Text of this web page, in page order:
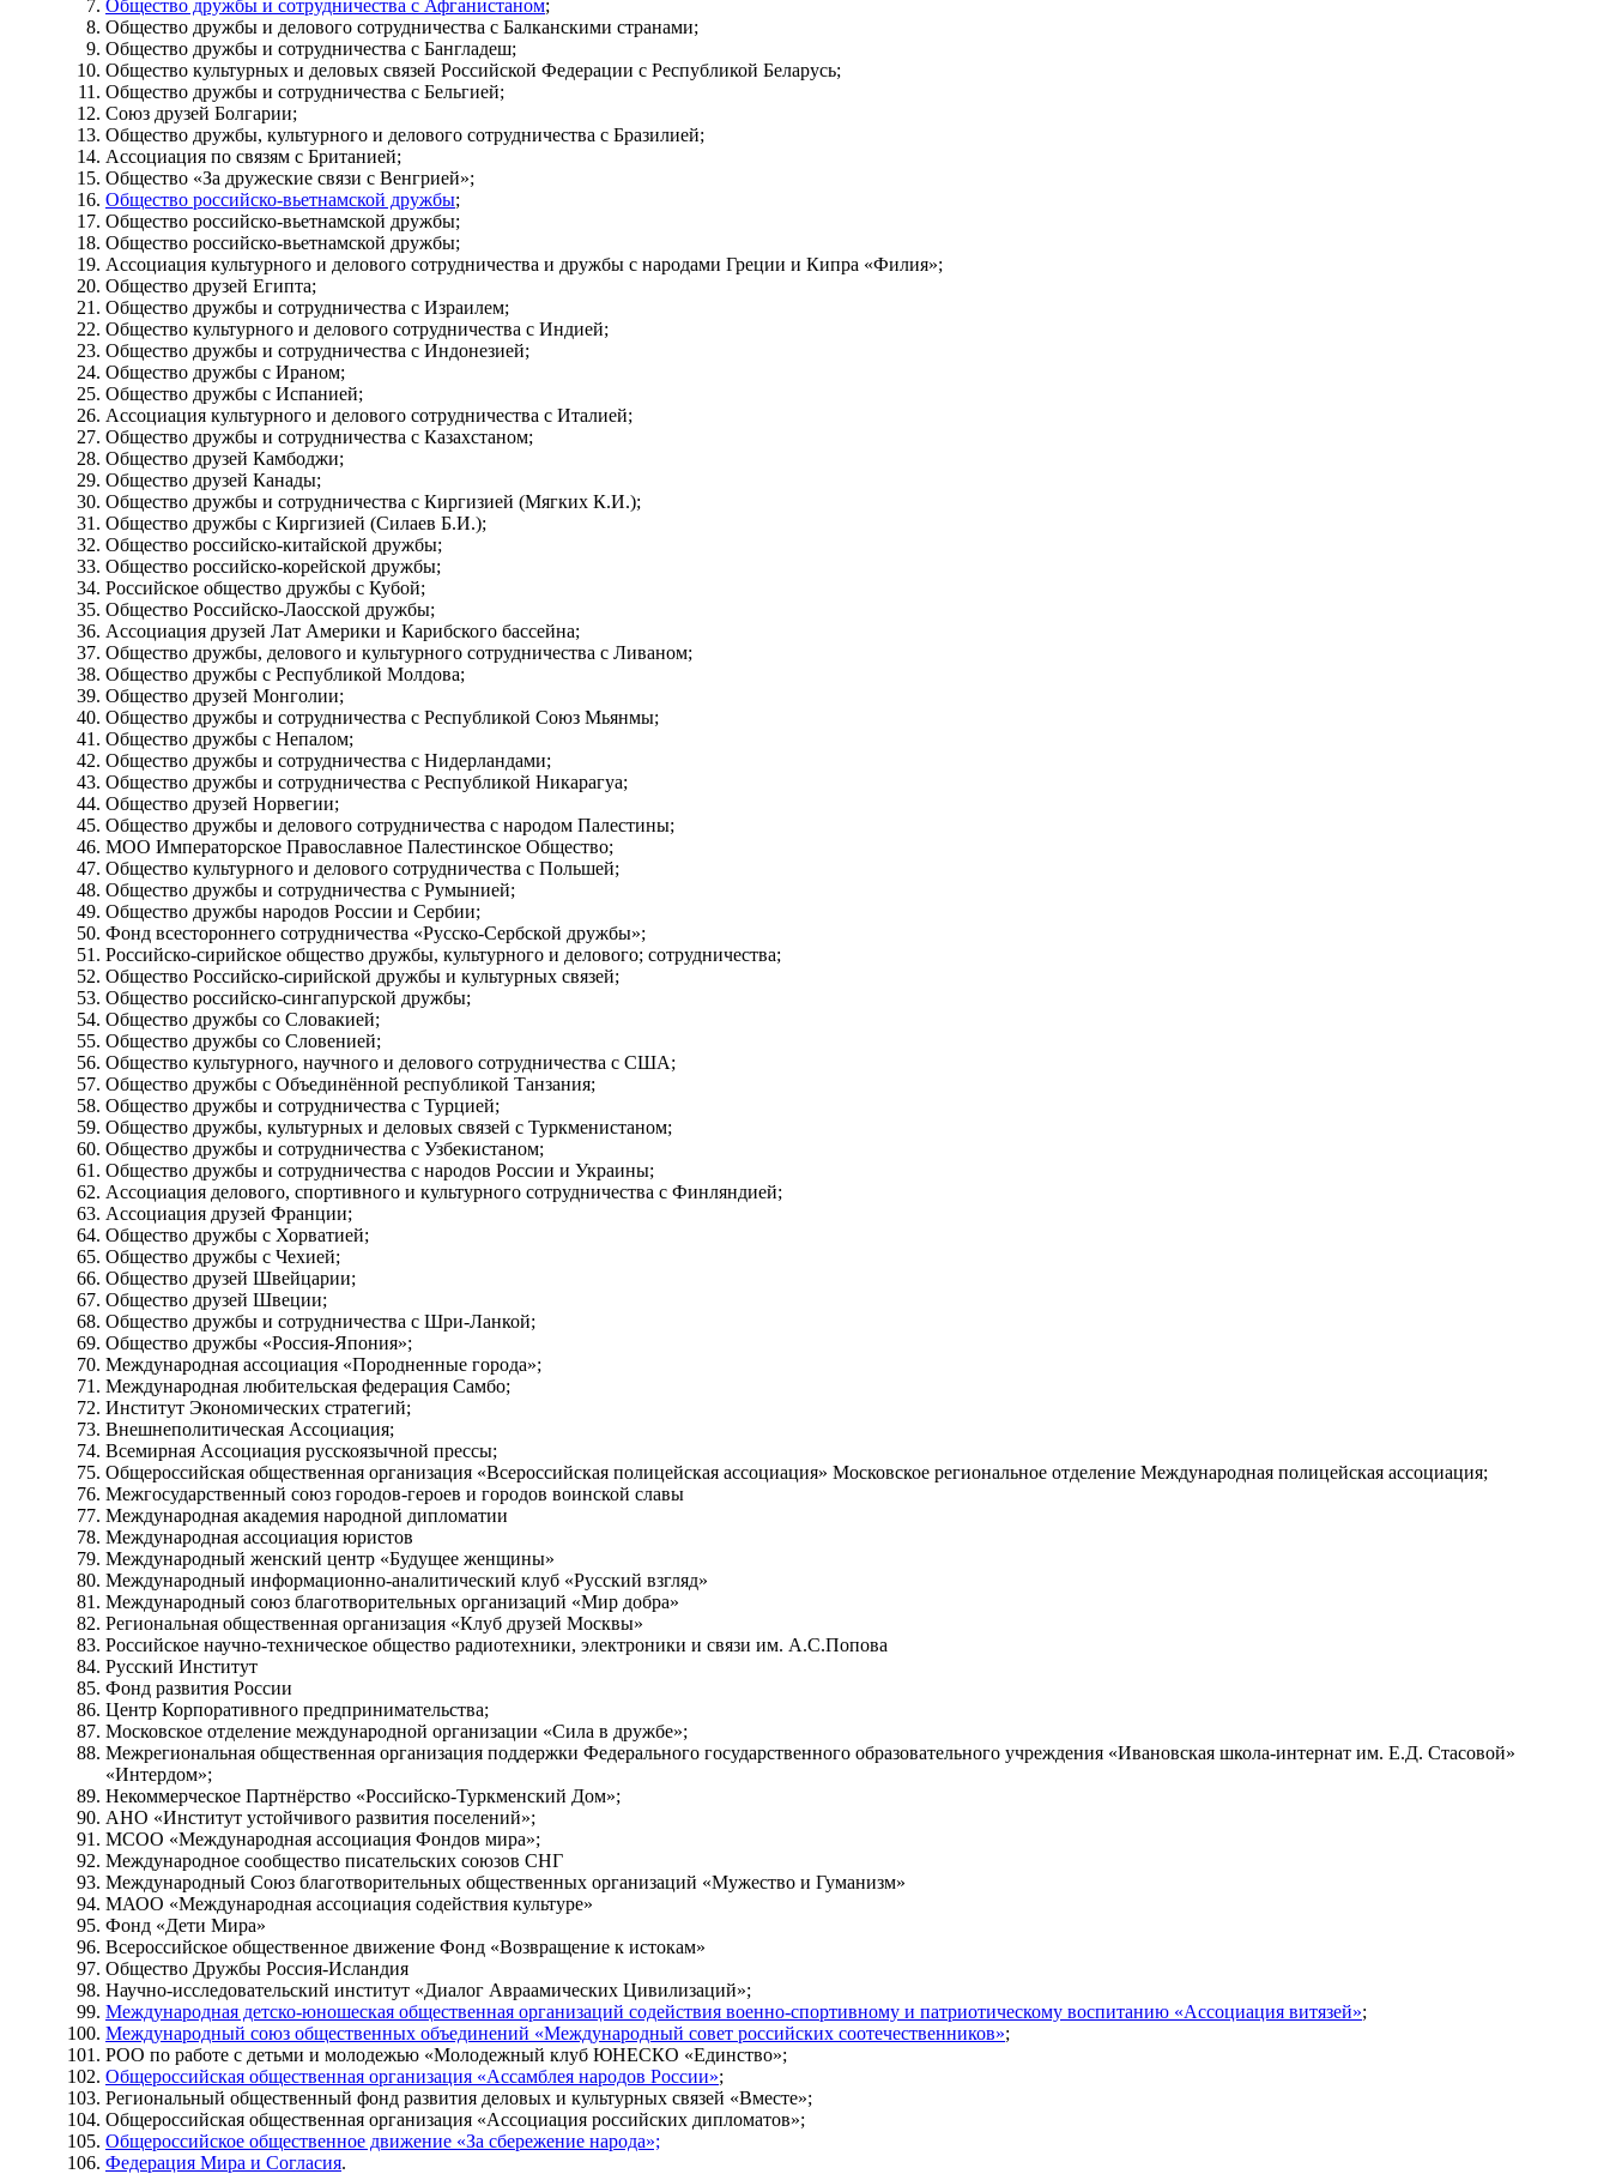
Общество дружбы и сотрудничества с Афганистаном;
Общество дружбы и делового сотрудничества с Балканскими странами;
Общество дружбы и сотрудничества с Бангладеш;
Общество культурных и деловых связей Российской Федерации с Республикой Беларусь;
Общество дружбы и сотрудничества с Бельгией;
Союз друзей Болгарии;
Общество дружбы, культурного и делового сотрудничества с Бразилией;
Ассоциация по связям с Британией;
Общество «За дружеские связи с Венгрией»;
Общество российско-вьетнамской дружбы;
Общество российско-вьетнамской дружбы;
Общество российско-вьетнамской дружбы;
Ассоциация культурного и делового сотрудничества и дружбы с народами Греции и Кипра «Филия»;
Общество друзей Египта;
Общество дружбы и сотрудничества с Израилем;
Общество культурного и делового сотрудничества с Индией;
Общество дружбы и сотрудничества с Индонезией;
Общество дружбы с Ираном;
Общество дружбы с Испанией;
Ассоциация культурного и делового сотрудничества с Италией;
Общество дружбы и сотрудничества с Казахстаном;
Общество друзей Камбоджи;
Общество друзей Канады;
Общество дружбы и сотрудничества с Киргизией (Мягких К.И.);
Общество дружбы с Киргизией (Силаев Б.И.);
Общество российско-китайской дружбы;
Общество российско-корейской дружбы;
Российское общество дружбы с Кубой;
Общество Российско-Лаосской дружбы;
Ассоциация друзей Лат Америки и Карибского бассейна;
Общество дружбы, делового и культурного сотрудничества с Ливаном;
Общество дружбы с Республикой Молдова;
Общество друзей Монголии;
Общество дружбы и сотрудничества с Республикой Союз Мьянмы;
Общество дружбы с Непалом;
Общество дружбы и сотрудничества с Нидерландами;
Общество дружбы и сотрудничества с Республикой Никарагуа;
Общество друзей Норвегии;
Общество дружбы и делового сотрудничества с народом Палестины;
МОО Императорское Православное Палестинское Общество;
Общество культурного и делового сотрудничества с Польшей;
Общество дружбы и сотрудничества с Румынией;
Общество дружбы народов России и Сербии;
Фонд всестороннего сотрудничества «Русско-Сербской дружбы»;
Российско-сирийское общество дружбы, культурного и делового; сотрудничества;
Общество Российско-сирийской дружбы и культурных связей;
Общество российско-сингапурской дружбы;
Общество дружбы со Словакией;
Общество дружбы со Словенией;
Общество культурного, научного и делового сотрудничества с США;
Общество дружбы с Объединённой республикой Танзания;
Общество дружбы и сотрудничества с Турцией;
Общество дружбы, культурных и деловых связей с Туркменистаном;
Общество дружбы и сотрудничества с Узбекистаном;
Общество дружбы и сотрудничества с народов России и Украины;
Ассоциация делового, спортивного и культурного сотрудничества с Финляндией;
Ассоциация друзей Франции;
Общество дружбы с Хорватией;
Общество дружбы с Чехией;
Общество друзей Швейцарии;
Общество друзей Швеции;
Общество дружбы и сотрудничества с Шри-Ланкой;
Общество дружбы «Россия-Япония»;
Международная ассоциация «Породненные города»;
Международная любительская федерация Самбо;
Институт Экономических стратегий;
Внешнеполитическая Ассоциация;
Всемирная Ассоциация русскоязычной прессы;
Общероссийская общественная организация «Всероссийская полицейская ассоциация» Московское региональное отделение Международная полицейская ассоциация;
Межгосударственный союз городов-героев и городов воинской славы
Международная академия народной дипломатии
Международная ассоциация юристов
Международный женский центр «Будущее женщины»
Международный информационно-аналитический клуб «Русский взгляд»
Международный союз благотворительных организаций «Мир добра»
Региональная общественная организация «Клуб друзей Москвы»
Российское научно-техническое общество радиотехники, электроники и связи им. А.С.Попова
Русский Институт
Фонд развития России
Центр Корпоративного предпринимательства;
Московское отделение международной организации «Сила в дружбе»;
Межрегиональная общественная организация поддержки Федерального государственного образовательного учреждения «Ивановская школа-интернат им. Е.Д. Стасовой»
«Интердом»;
Некоммерческое Партнёрство «Российско-Туркменский Дом»;
АНО «Институт устойчивого развития поселений»;
МСОО «Международная ассоциация Фондов мира»;
Международное сообщество писательских союзов СНГ
Международный Союз благотворительных общественных организаций «Мужество и Гуманизм»
МАОО «Международная ассоциация содействия культуре»
Фонд «Дети Мира»
Всероссийское общественное движение Фонд «Возвращение к истокам»
Общество Дружбы Россия-Исландия
Научно-исследовательский институт «Диалог Авраамических Цивилизаций»;
Международная детско-юношеская общественная организаций содействия военно-спортивному и патриотическому воспитанию «Ассоциация витязей»;
Международный союз общественных объединений «Международный совет российских соотечественников»;
РОО по работе с детьми и молодежью «Молодежный клуб ЮНЕСКО «Единство»;
Общероссийская общественная организация «Ассамблея народов России»;
Региональный общественный фонд развития деловых и культурных связей «Вместе»;
Общероссийская общественная организация «Ассоциация российских дипломатов»;
Общероссийское общественное движение «За сбережение народа»;
Федерация Мира и Согласия.